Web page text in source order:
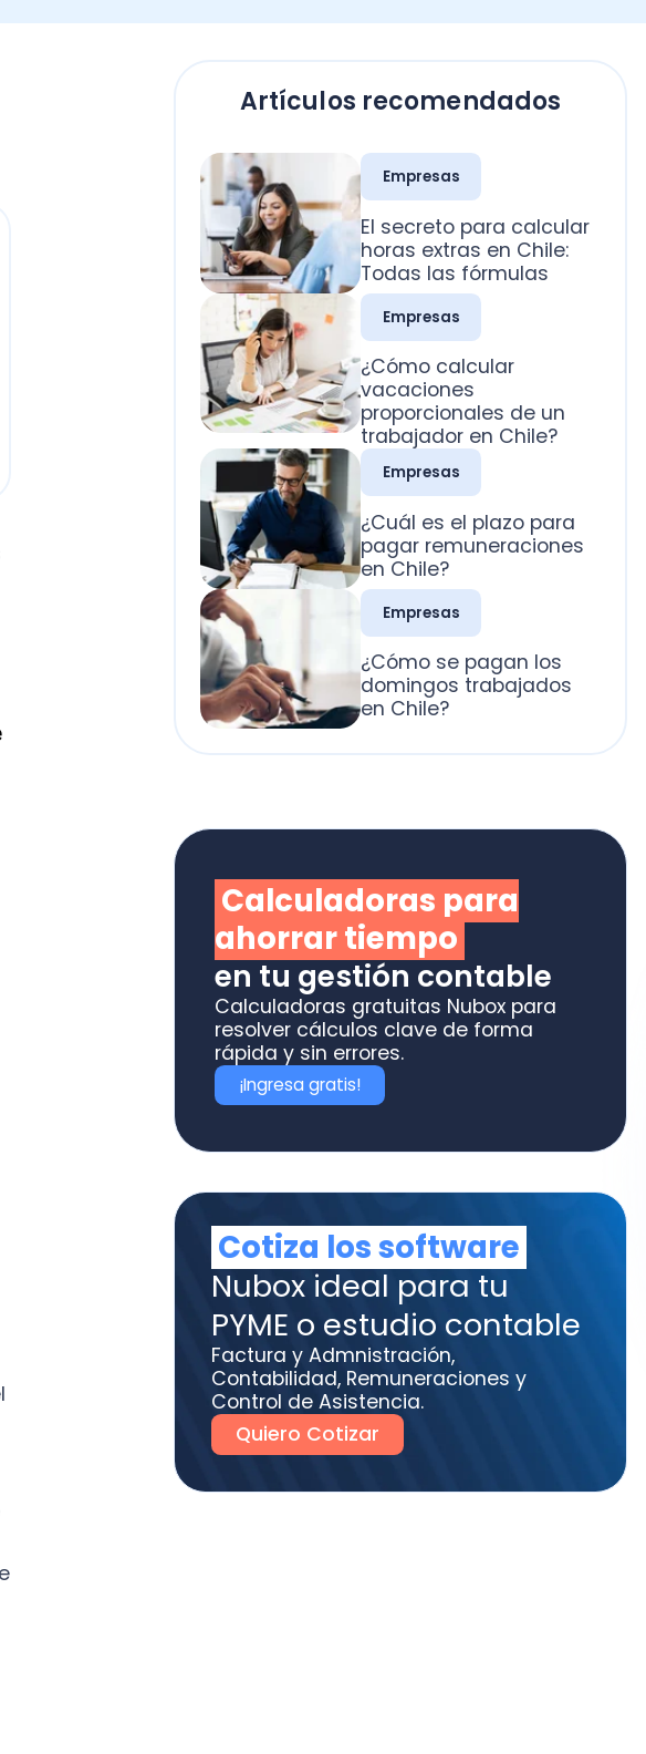
Artículos recomendados
Empresas
horas extras en Chile:
Todas las fórmulas
Empresas
¿Cómo calcular
vacaciones
proporcionales de un
trabajador en Chile?
Empresas
¿Cuál es el plazo para
pagar remuneraciones
Empresas
¿Cómo se pagan los
domingos trabajados
en Chile?
Calculadoras gratuitas Nubox para
resolver cálculos clave de forma
rápida y sin errores.
¡Ingresa gratis!
Cotiza los software
Nubox ideal para tu
PYME o estudio contable
Factura y Admnistración,
Control de Asistencia.
Quiero Cotizar